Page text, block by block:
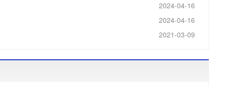
2024-04-16
2024-04-16
2021-03-09